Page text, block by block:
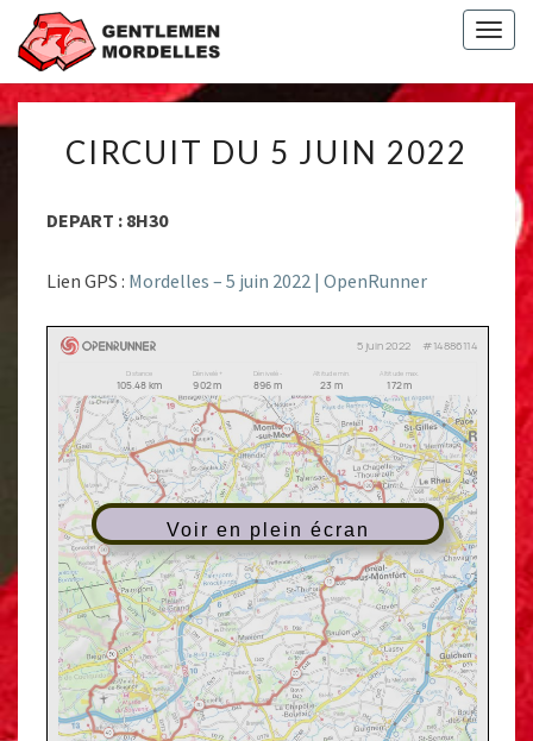
DU
CIRCUIT DU 5 JUIN 2022
DEPART : 8H30
Lien GPS : Mordelles – 5 juin 2022 | OpenRunner
Voir en plein écran